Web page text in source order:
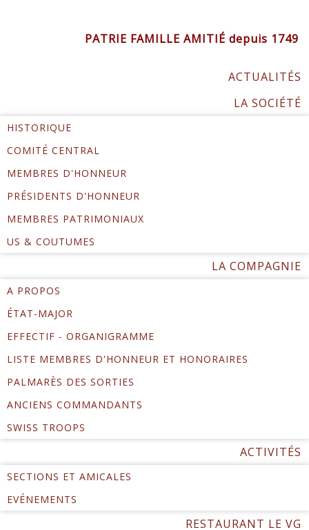
PATRIE FAMILLE AMITIÉ depuis 1749
ACTUALITÉS
LA SOCIÉTÉ
HISTORIQUE
COMITÉ CENTRAL
MEMBRES D'HONNEUR
PRÉSIDENTS D'HONNEUR
MEMBRES PATRIMONIAUX
US & COUTUMES
LA COMPAGNIE
A PROPOS
ÉTAT-MAJOR
EFFECTIF - ORGANIGRAMME
LISTE MEMBRES D'HONNEUR ET HONORAIRES
PALMARÈS DES SORTIES
ANCIENS COMMANDANTS
SWISS TROOPS
ACTIVITÉS
SECTIONS ET AMICALES
EVÉNEMENTS
RESTAURANT LE VG